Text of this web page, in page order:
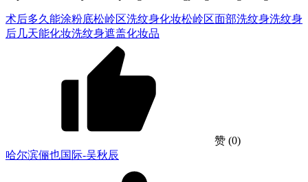
术后多久能涂粉底松岭区洗纹身化妆松岭区面部洗纹身洗纹身
后几天能化妆洗纹身遮盖化妆品
赞 (0)
哈尔滨俪也国际-吴秋辰